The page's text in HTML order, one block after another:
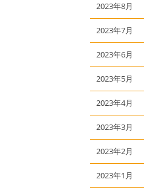
2023年8月
2023年7月
2023年6月
2023年5月
2023年4月
2023年3月
2023年2月
2023年1月